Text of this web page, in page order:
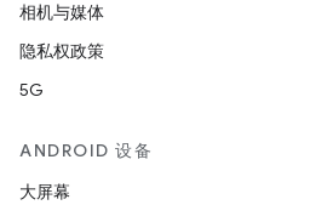
相机与媒体
隐私权政策
5G
ANDROID 设备
大屏幕